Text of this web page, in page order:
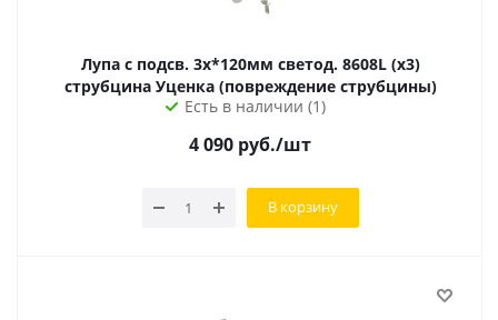
Лупа с подсв. 3x*120мм светод. 8608L (х3)
струбцина Уценка (повреждение струбцины)
Есть в наличии (1)
4 090 руб./шт
В корзину